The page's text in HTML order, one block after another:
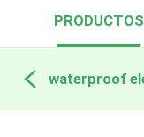
PRODUCTOS